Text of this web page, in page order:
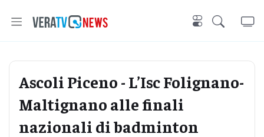
Ascoli Piceno - L’Isc Folignano-
Maltignano alle finali
nazionali di badminton